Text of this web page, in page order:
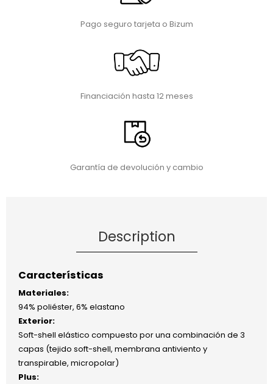
Pago seguro tarjeta o Bizum
Financiación hasta 12 meses
Garantía de devolución y cambio
Description
Características
Materiales:
94% poliéster, 6% elastano
Exterior:
Soft-shell elástico compuesto por una combinación de 3
capas (tejido soft-shell, membrana antiviento y
transpirable, micropolar)
Plus: